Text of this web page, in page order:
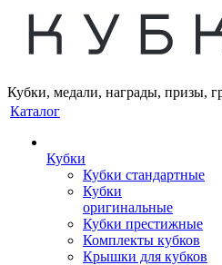
Кубки, медали, награды, призы,
Каталог
Кубки
Кубки стандартные
Кубки
оригинальные
Кубки престижные
Комплекты кубков
Крышки для кубков